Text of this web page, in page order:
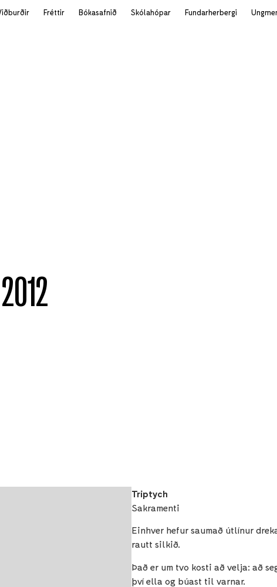
Fréttir Bókasafnið Skólahópar Fundarherbergi
Triptych
Sakramenti
Einhver hefur saumað útlínur
rautt silkið.
Það er um tvo kosti að velja: að
því ella og búast til varnar.